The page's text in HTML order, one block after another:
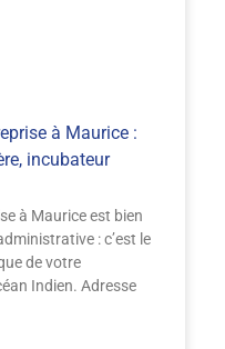
à Maurice :
incubateur
à Maurice est bien
: c’est le
de votre
Indien. Adresse